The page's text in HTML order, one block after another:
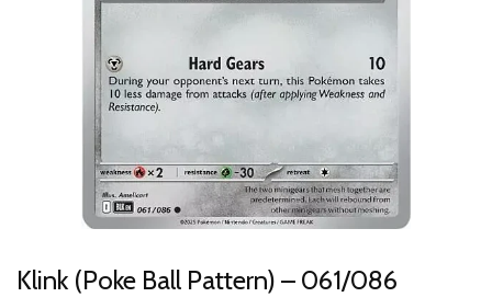
Klink (Poke Ball Pattern) – 061/086